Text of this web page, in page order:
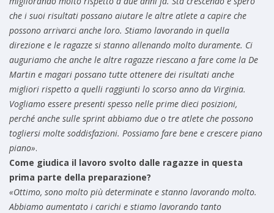
che i suoi risultati possano aiutare le altre atlete a capire che
possono arrivarci anche loro. Stiamo lavorando in quella
direzione e le ragazze si stanno allenando molto duramente. Ci
auguriamo che anche le altre ragazze riescano a fare come la De
Martin e magari possano tutte ottenere dei risultati anche
migliori rispetto a quelli raggiunti lo scorso anno da Virginia.
Vogliamo essere presenti spesso nelle prime dieci posizioni,
perché anche sulle sprint abbiamo due o tre atlete che possono
togliersi molte soddisfazioni. Possiamo fare bene e crescere piano
piano».
Come giudica il lavoro svolto dalle ragazze in questa
prima parte della preparazione?
«Ottimo, sono molto più determinate e stanno lavorando molto.
Abbiamo aumentato i carichi e stiamo lavorando tanto